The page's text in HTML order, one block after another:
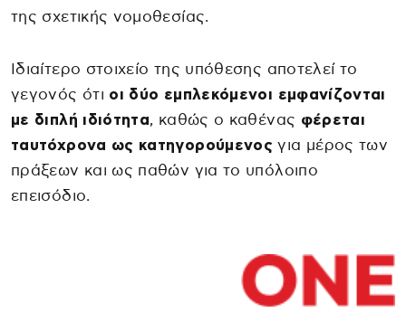
της σχετικής νομοθεσίας.
Ιδιαίτερο στοιχείο της υπόθεσης αποτελεί το
γεγονός ότι οι δύο εμπλεκόμενοι εμφανίζονται
με διπλή ιδιότητα, καθώς ο καθένας φέρεται
ταυτόχρονα ως κατηγορούμενος για μέρος των
πράξεων και ως παθών για το υπόλοιπο
επεισόδιο.